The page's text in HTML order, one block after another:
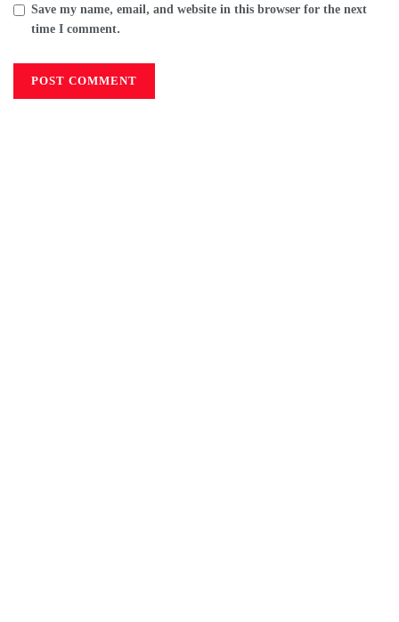
Save my name, email, and website in this browser for the next
time I comment.